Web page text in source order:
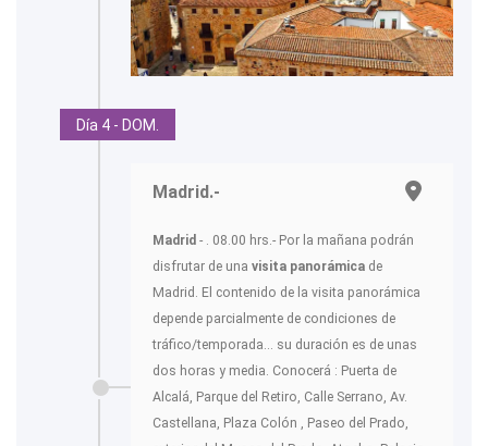
Día 4 - DOM.
Madrid.-
Madrid - . 08.00 hrs.- Por la mañana podrán
disfrutar de una visita panorámica de
Madrid. El contenido de la visita panorámica
depende parcialmente de condiciones de
tráfico/temporada... su duración es de unas
dos horas y media. Conocerá : Puerta de
Alcalá, Parque del Retiro, Calle Serrano, Av.
Castellana, Plaza Colón , Paseo del Prado,